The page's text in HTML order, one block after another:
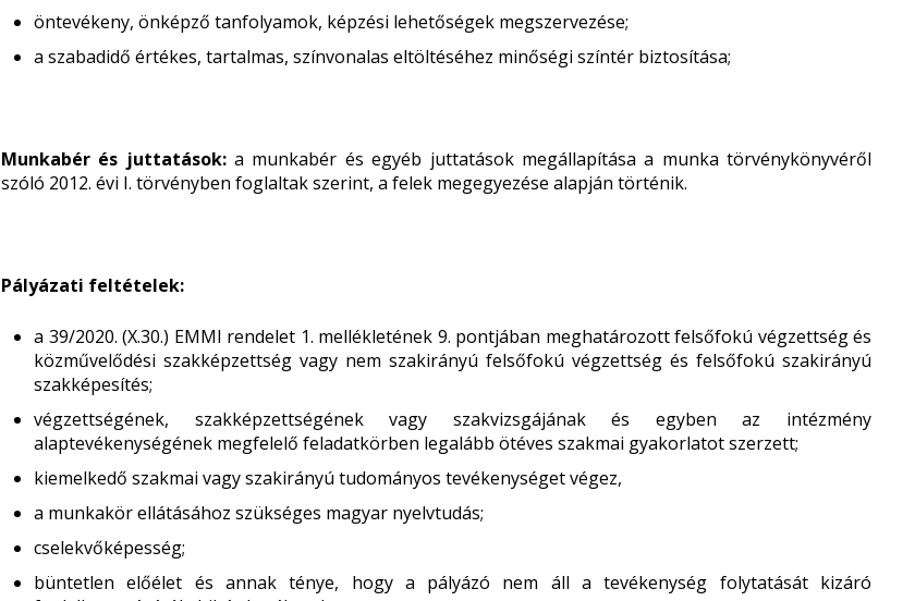
öntevékeny, önképző tanfolyamok, képzési lehetőségek megszervezése;
a szabadidő értékes, tartalmas, színvonalas eltöltéséhez minőségi színtér biztosítása;
Munkabér és juttatások:a munkabér és egyéb juttatások megállapítása a munka törvénykönyvéről
szóló 2012. évi I. törvényben foglaltak szerint, a felek megegyezése alapján történik.
Pályázati feltételek:
a 39/2020. (X.30.) EMMI rendelet 1. mellékletének 9. pontjában meghatározott felsőfokú végzettség és
közművelődési szakképzettség vagy nem szakirányú felsőfokú végzettség és felsőfokú szakirányú
szakképesítés;
végzettségének, szakképzettségének vagy szakvizsgájának és egyben az intézmény
alaptevékenységének megfelelő feladatkörben legalább ötéves szakmai gyakorlatot szerzett;
kiemelkedő szakmai vagy szakirányú tudományos tevékenységet végez,
a munkakör ellátásához szükséges magyar nyelvtudás;
cselekvőképesség;
büntetlen előélet és annak ténye, hogy a pályázó nem áll a tevékenység folytatását kizáró